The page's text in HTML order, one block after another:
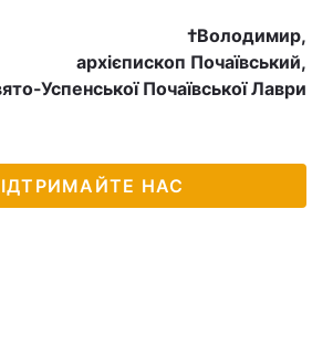
†Володимир,
архієпископ Почаївський,
Успенської Почаївської Лаври
НАС